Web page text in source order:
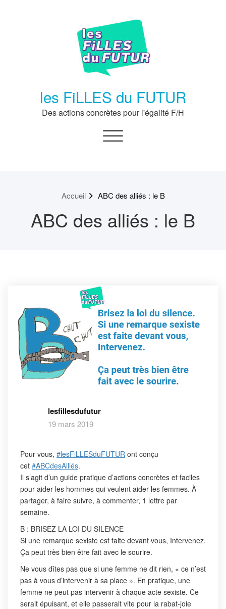
les FiLLES du FUTUR
Des actions concrètes pour l'égalité F/H
Toggle navigation
Accueil ABC des alliés : le B
ABC des alliés : le B
lesfillesdufutur
19 mars 2019
Pour vous, #lesFiLLESduFUTUR ont conçu
cet #ABCdesAlliés.
Il s’agit d’un guide pratique d’actions concrètes et faciles
pour aider les hommes qui veulent aider les femmes. À
partager, à faire suivre, à commenter, 1 lettre par
semaine.
B : BRISEZ LA LOI DU SILENCE
Si une remarque sexiste est faite devant vous, Intervenez.
Ça peut très bien être fait avec le sourire.
Ne vous dîtes pas que si une femme ne dit rien, « ce n’est
pas à vous d’intervenir à sa place ». En pratique, une
femme ne peut pas intervenir à chaque acte sexiste. Ce
serait épuisant, et elle passerait vite pour la rabat-joie